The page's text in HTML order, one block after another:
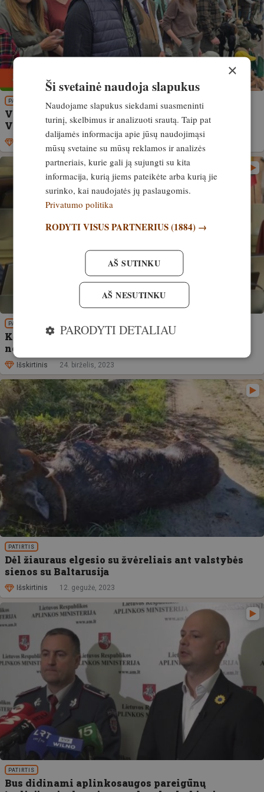
PATIRTIS
VIDEO+GALERIJA! Medžioklės dienos šventė
Vilniaus centre!
17. rugsėjis, 2024
PATIRTIS
Kęstutis Mažeika: Apie medžioklę,
nesuprantantiems
Išskirtinis 24. birželis, 2023
PATIRTIS
Dėl žiauraus elgesio su žvėreliais ant valstybės
sienos su Baltarusija
Išskirtinis 12. gegužė, 2023
PATIRTIS
Bus didinami aplinkosaugos pareigūnų
×
Ši svetainė naudoja slapukus
Naudojame slapukus siekdami suasmeninti
turinį, skelbimus ir analizuoti srautą. Taip pat
dalijamės informacija apie jūsų naudojimąsi
mūsų svetaine su mūsų reklamos ir analizės
partneriais, kurie gali ją sujungti su kita
informacija, kurią jiems pateikėte arba kurią jie
surinko, kai naudojatės jų paslaugomis.
Privatumo politika
RODYTI VISUS PARTNERIUS(1884) →
AŠ SUTINKU
AŠ NESUTINKU
PARODYTI DETALIAU